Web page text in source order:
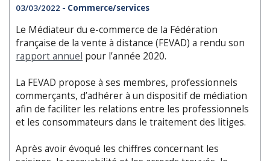
03/03/2022 - Commerce/services
Le Médiateur du e-commerce de la Fédération
française de la vente à distance (FEVAD) a rendu son
rapport annuel pour l’année 2020.
La FEVAD propose à ses membres, professionnels
commerçants, d’adhérer à un dispositif de médiation
afin de faciliter les relations entre les professionnels
et les consommateurs dans le traitement des litiges.
Après avoir évoqué les chiffres concernant les